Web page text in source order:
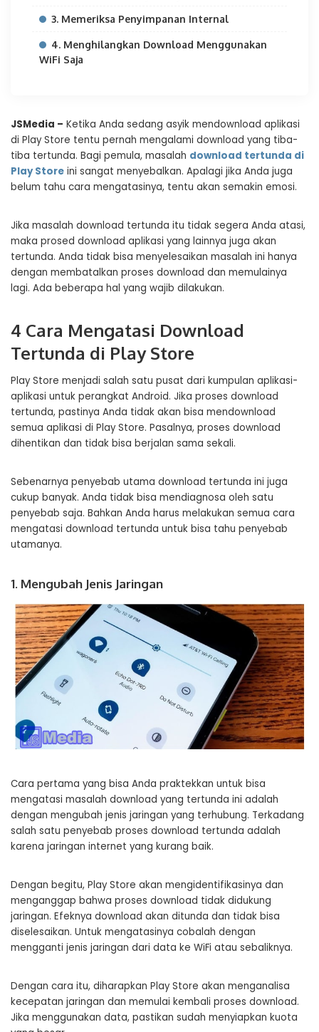
3. Memeriksa Penyimpanan Internal
4. Menghilangkan Download Menggunakan
WiFi Saja
JSMedia – Ketika Anda sedang asyik mendownload aplikasi
di Play Store tentu pernah mengalami download yang tiba-
tiba tertunda. Bagi pemula, masalah download tertunda di
Play Store ini sangat menyebalkan. Apalagi jika Anda juga
belum tahu cara mengatasinya, tentu akan semakin emosi.
Jika masalah download tertunda itu tidak segera Anda atasi,
maka prosed download aplikasi yang lainnya juga akan
tertunda. Anda tidak bisa menyelesaikan masalah ini hanya
dengan membatalkan proses download dan memulainya
lagi. Ada beberapa hal yang wajib dilakukan.
4 Cara Mengatasi Download
Tertunda di Play Store
Play Store menjadi salah satu pusat dari kumpulan aplikasi-
aplikasi untuk perangkat Android. Jika proses download
tertunda, pastinya Anda tidak akan bisa mendownload
semua aplikasi di Play Store. Pasalnya, proses download
dihentikan dan tidak bisa berjalan sama sekali.
Sebenarnya penyebab utama download tertunda ini juga
cukup banyak. Anda tidak bisa mendiagnosa oleh satu
penyebab saja. Bahkan Anda harus melakukan semua cara
mengatasi download tertunda untuk bisa tahu penyebab
utamanya.
1. Mengubah Jenis Jaringan
Cara pertama yang bisa Anda praktekkan untuk bisa
mengatasi masalah download yang tertunda ini adalah
dengan mengubah jenis jaringan yang terhubung. Terkadang
salah satu penyebab proses download tertunda adalah
karena jaringan internet yang kurang baik.
Dengan begitu, Play Store akan mengidentifikasinya dan
menganggap bahwa proses download tidak didukung
jaringan. Efeknya download akan ditunda dan tidak bisa
diselesaikan. Untuk mengatasinya cobalah dengan
mengganti jenis jaringan dari data ke WiFi atau sebaliknya.
Dengan cara itu, diharapkan Play Store akan menganalisa
kecepatan jaringan dan memulai kembali proses download.
Jika menggunakan data, pastikan sudah menyiapkan kuota